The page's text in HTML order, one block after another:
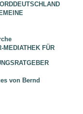
FÜR
von Bernd